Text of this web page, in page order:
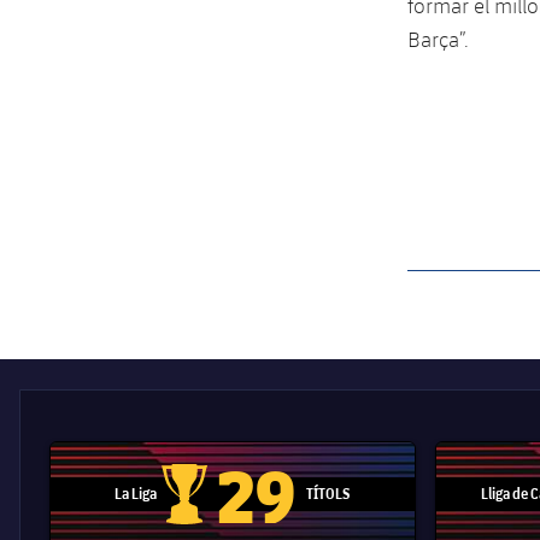
formar el
Barça”.
La Liga
Trofeu de la Liga
29 TÍTOLS Lliga de